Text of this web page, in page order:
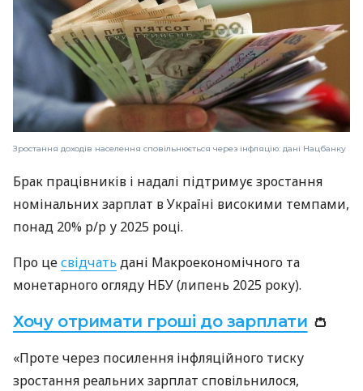
Зростання доходів населення сповільнюється через інфляцію: дані Нацбанку
Брак працівників і надалі підтримує зростання
номінальних зарплат в Україні високими темпами,
понад 20% р/р у 2025 році.
Про цесвідчать дані Макроекономічного та
монетарного огляду НБУ (липень 2025 року).
Хочу отримати гроші до зарплати 👛
«Проте через посилення інфляційного тиску
зростання реальних зарплат сповільнилося,